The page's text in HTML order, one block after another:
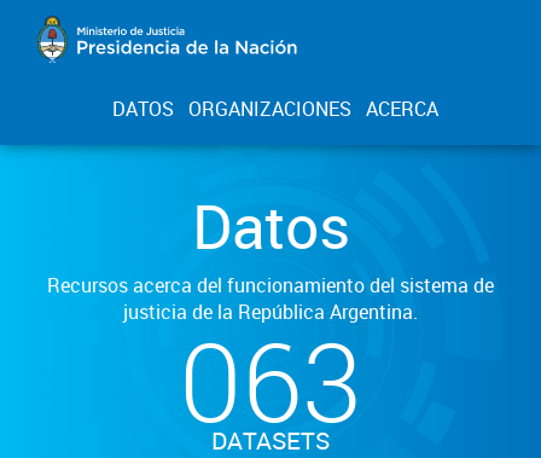
DATOS ORGANIZACIONES ACERCA
Datos
Recursos acerca del funcionamiento del sistema de
justicia de la República Argentina.
063
DATASETS